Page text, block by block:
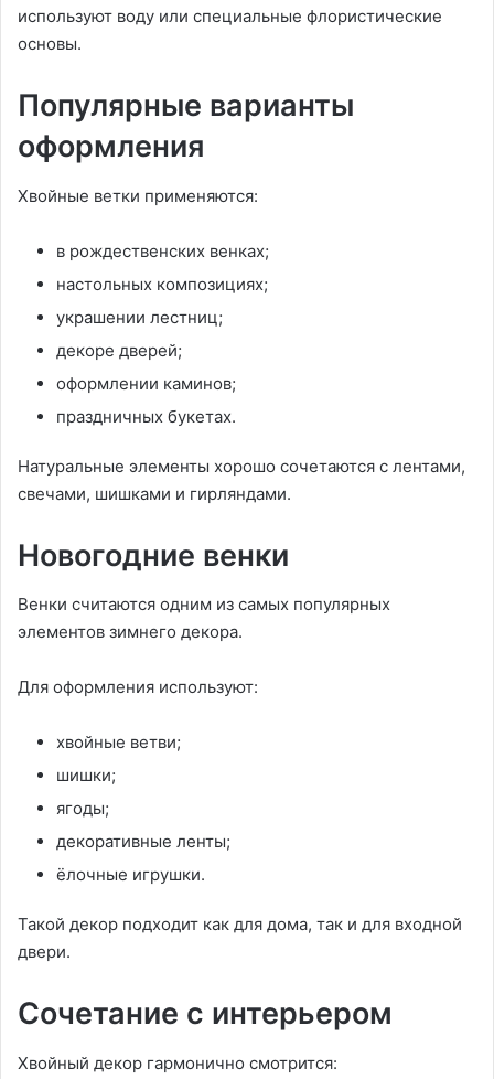
используют воду или специальные флористические
основы.
Популярные варианты
оформления
Хвойные ветки применяются:
в рождественских венках;
настольных композициях;
украшении лестниц;
декоре дверей;
оформлении каминов;
праздничных букетах.
Натуральные элементы хорошо сочетаются с лентами,
свечами, шишками и гирляндами.
Новогодние венки
Венки считаются одним из самых популярных
элементов зимнего декора.
Для оформления используют:
хвойные ветви;
шишки;
ягоды;
декоративные ленты;
ёлочные игрушки.
Такой декор подходит как для дома, так и для входной
двери.
Сочетание с интерьером
Хвойный декор гармонично смотрится: